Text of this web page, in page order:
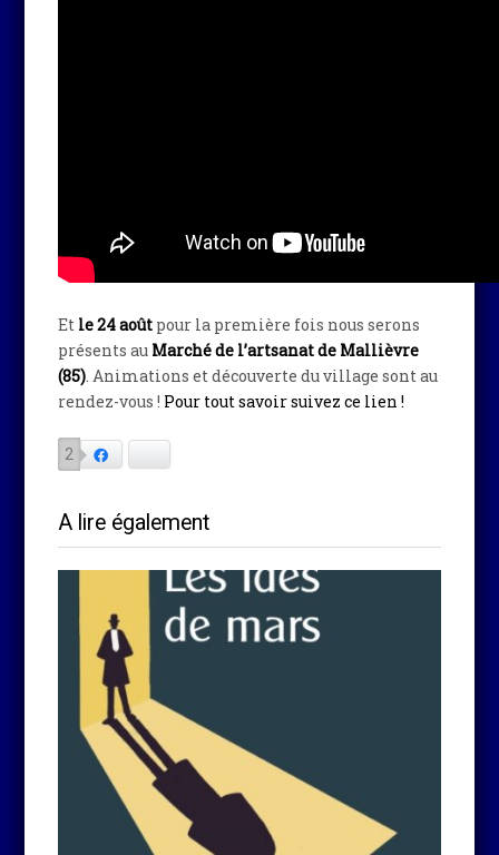
Et le 24 août pour la première fois nous serons
présents au Marché de l’artsanat de Mallièvre
(85). Animations et découverte du village sont au
rendez-vous ! Pour tout savoir suivez ce lien !
2
A lire également